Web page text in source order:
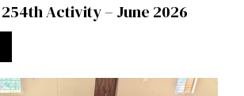
254th Activity – June 2026